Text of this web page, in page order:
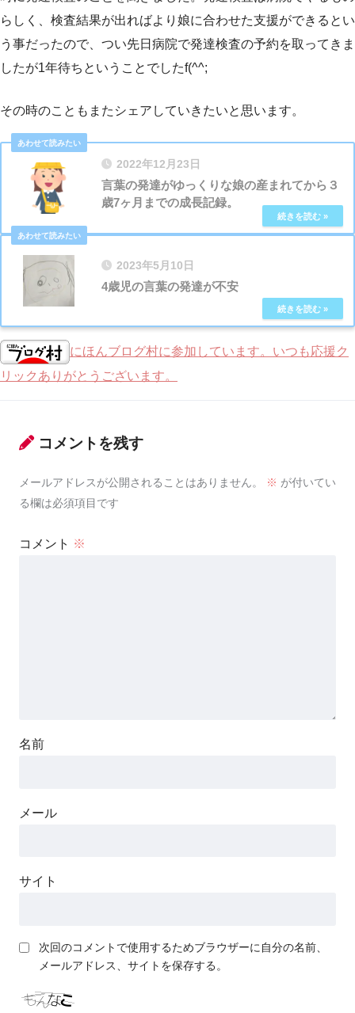
らしく、検査結果が出ればより娘に合わせた支援ができるとい
う事だったので、つい先日病院で発達検査の予約を取ってきま
したが1年待ちということでしたf(^^;
その時のこともまたシェアしていきたいと思います。
2022年12月23日
言葉の発達がゆっくりな娘の産まれてから３
歳7ヶ月までの成長記録。
2023年5月10日
4歳児の言葉の発達が不安
にほんブログ村に参加しています。いつも応援ク
リックありがとうございます。
コメントを残す
メールアドレスが公開されることはありません。 ※ が付いてい
る欄は必須項目です
コメント ※
名前
メール
サイト
次回のコメントで使用するためブラウザーに自分の名前、
メールアドレス、サイトを保存する。